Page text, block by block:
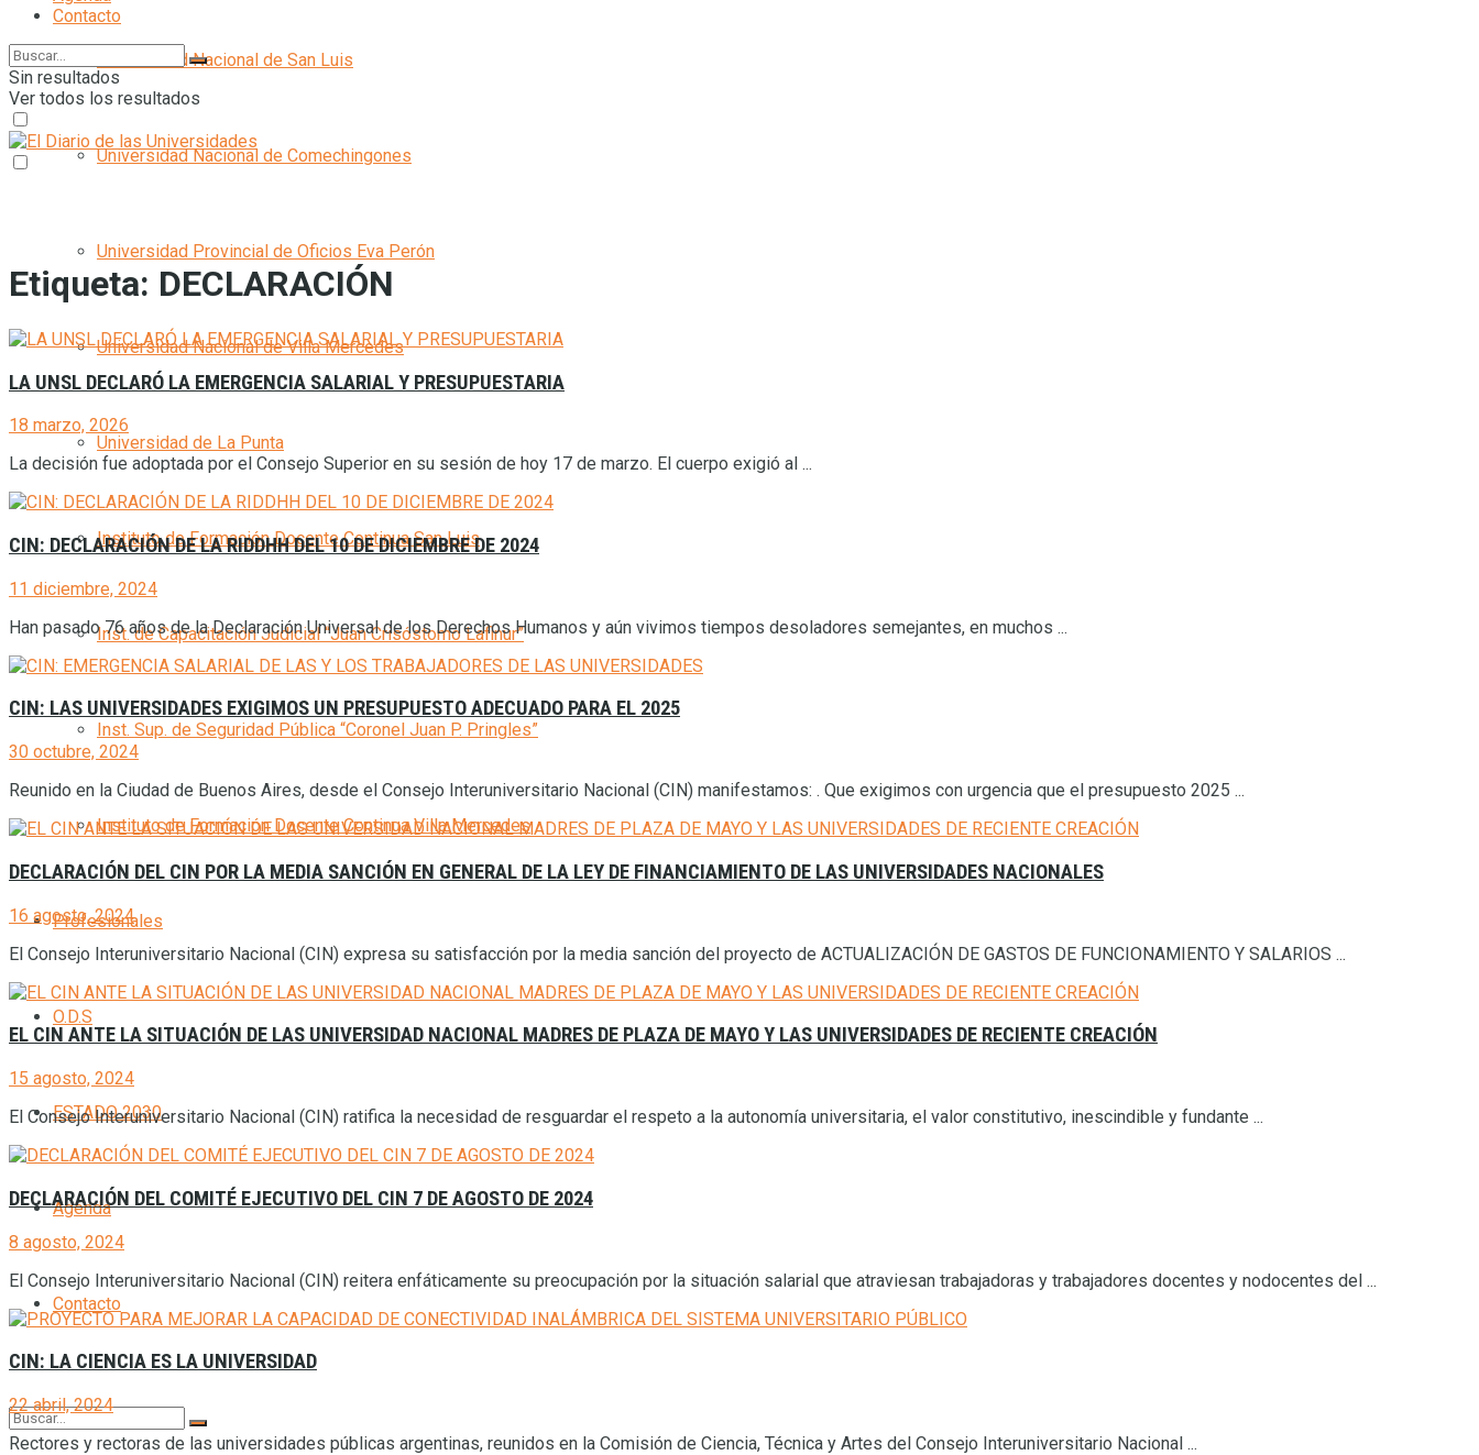
Universidad Nacional de San Luis
Universidad Nacional de Comechingones
Universidad Provincial de Oficios Eva Perón
Universidad Nacional de Villa Mercedes
Universidad de La Punta
Instituto de Formación Docente Continua San Luis
Inst. de Capacitación Judicial “Juan Crisóstomo Lafinur”
Inst. Sup. de Seguridad Pública “Coronel Juan P. Pringles”
Instituto de Formación Docente Continua Villa Mercedes
Profesionales
O.D.S
ESTADO 2030
Agenda
Contacto
Contacto
Sin resultados
Ver todos los resultados
Etiqueta: DECLARACIÓN
LA UNSL DECLARÓ LA EMERGENCIA SALARIAL Y PRESUPUESTARIA
18 marzo, 2026
La decisión fue adoptada por el Consejo Superior en su sesión de hoy 17 de marzo. El cuerpo exigió al ...
CIN: DECLARACIÓN DE LA RIDDHH DEL 10 DE DICIEMBRE DE 2024
11 diciembre, 2024
Han pasado 76 años de la Declaración Universal de los Derechos Humanos y aún vivimos tiempos desoladores semejantes, en muchos ...
CIN: LAS UNIVERSIDADES EXIGIMOS UN PRESUPUESTO ADECUADO PARA EL 2025
30 octubre, 2024
Reunido en la Ciudad de Buenos Aires, desde el Consejo Interuniversitario Nacional (CIN) manifestamos: . Que exigimos con urgencia que el presupuesto 2025 ...
DECLARACIÓN DEL CIN POR LA MEDIA SANCIÓN EN GENERAL DE LA LEY DE FINANCIAMIENTO DE LAS UNIVERSIDADES NACIONALES
16 agosto, 2024
El Consejo Interuniversitario Nacional (CIN) expresa su satisfacción por la media sanción del proyecto de ACTUALIZACIÓN DE GASTOS DE FUNCIONAMIENTO Y SALARIOS ...
EL CIN ANTE LA SITUACIÓN DE LAS UNIVERSIDAD NACIONAL MADRES DE PLAZA DE MAYO Y LAS UNIVERSIDADES DE RECIENTE CREACIÓN
15 agosto, 2024
El Consejo Interuniversitario Nacional (CIN) ratifica la necesidad de resguardar el respeto a la autonomía universitaria, el valor constitutivo, inescindible y fundante ...
DECLARACIÓN DEL COMITÉ EJECUTIVO DEL CIN 7 DE AGOSTO DE 2024
8 agosto, 2024
El Consejo Interuniversitario Nacional (CIN) reitera enfáticamente su preocupación por la situación salarial que atraviesan trabajadoras y trabajadores docentes y nodocentes del ...
CIN: LA CIENCIA ES LA UNIVERSIDAD
22 abril, 2024
Rectores y rectoras de las universidades públicas argentinas, reunidos en la Comisión de Ciencia, Técnica y Artes del Consejo Interuniversitario Nacional ...